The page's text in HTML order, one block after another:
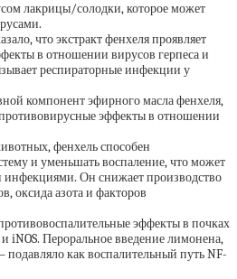
лакрицы/солодки, которое может
что экстракт фенхеля проявляет
в отношении вирусов герпеса и
респираторные инфекции у
компонент эфирного масла фенхеля,
эффекты в отношении
фенхель способен
и уменьшать воспаление, что может
инфекциями. Он снижает производство
оксида азота и факторов
эффекты в почках
iNOS. Пероральное введение лимонена,
подавляло как воспалительный путь NF-